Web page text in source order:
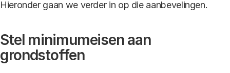
Hieronder gaan we verder in op die aanbevelingen.
Stel minimumeisen aan
grondstoffen